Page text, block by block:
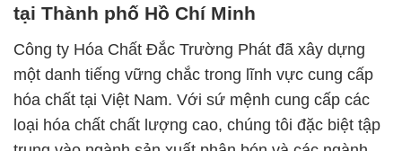
tại Thành phố Hồ Chí Minh
Công ty Hóa Chất Đắc Trường Phát đã xây dựng
một danh tiếng vững chắc trong lĩnh vực cung cấp
hóa chất tại Việt Nam. Với sứ mệnh cung cấp các
loại hóa chất chất lượng cao, chúng tôi đặc biệt tập